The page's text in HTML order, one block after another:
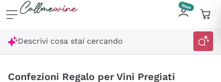
Salta al contenuto principale
Descrivi cosa stai cercando
Confezioni Regalo per Vini Pregiati